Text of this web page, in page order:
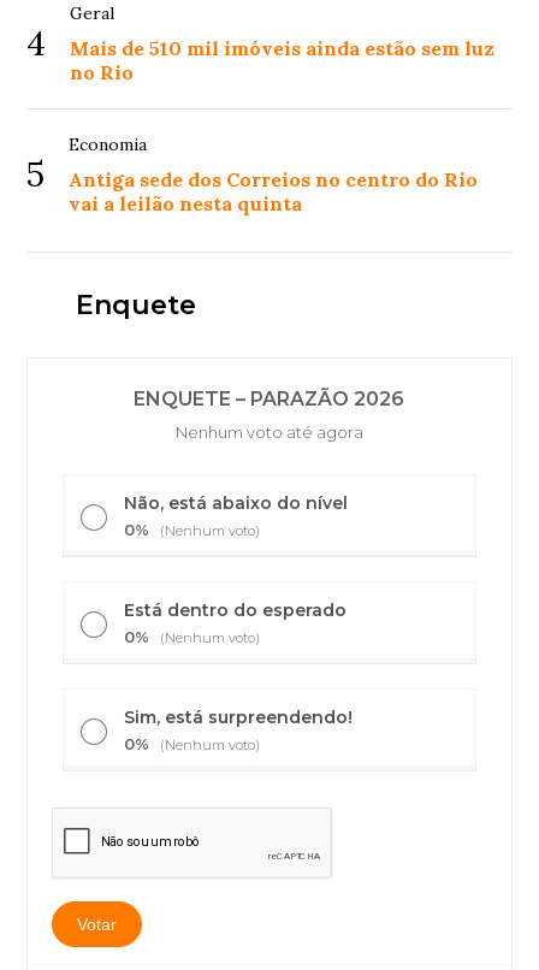
4
Geral
Mais de 510 mil imóveis ainda estão sem luz
no Rio
5
Economia
Antiga sede dos Correios no centro do Rio
vai a leilão nesta quinta
Enquete
ENQUETE – PARAZÃO 2026
Nenhum voto até agora
Não, está abaixo do nível
0% (Nenhum voto)
Está dentro do esperado
0% (Nenhum voto)
Sim, está surpreendendo!
0% (Nenhum voto)